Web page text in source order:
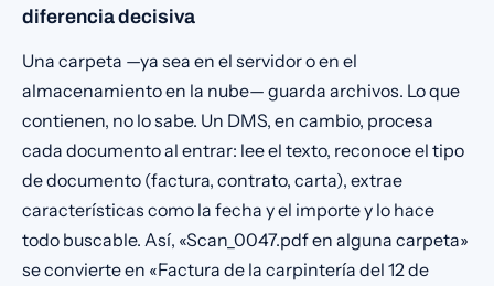
diferencia decisiva
Una carpeta —ya sea en el servidor o en el
almacenamiento en la nube— guarda archivos. Lo que
contienen, no lo sabe. Un DMS, en cambio, procesa
cada documento al entrar: lee el texto, reconoce el tipo
de documento (factura, contrato, carta), extrae
características como la fecha y el importe y lo hace
todo buscable. Así, «Scan_0047.pdf en alguna carpeta»
se convierte en «Factura de la carpintería del 12 de